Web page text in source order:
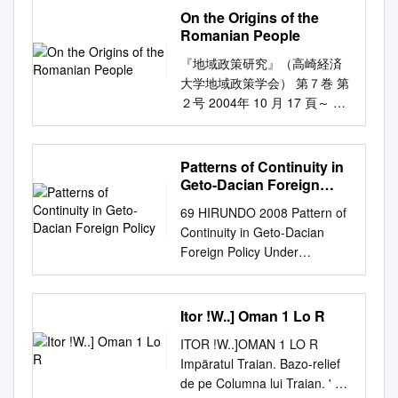
Catus. At the beginning of the
following the province. year, in
7 A.D, Caecina Severus found
on the territory of future
Moesia province The most
majority of the studies have
attackers in barbaricum and
will find himself caught in the
Volceene establishment of
new museums in Reşiţa and
Caransebeş alongside
Timişoara and marshes where
he settled camp. This place
was not specified so far, but it
could be Arad, thus increasing
the number of archaeologists
concerned with research in
the related with the marshes
de celle-ci, qui n'était que
celui d' Alexandre-le-Grand.
Nous avons vu comment la
pénétration de Rome dans les
Balcans a commencé par les
deux guerres d'Illyrie (229-
228 et 219 avant J. Chr.), dont
nous avons parléplushaut, en
rapport avec les races
aborigènes dans la Péninsule
du Sud-Est Européen.
Jusqu'au II-e siècle, Narona,
Lissus, Salona, certaines iles
avaient, sous le rapport
la domination véni- tienne, ces
localités eurent sous le
rapport italien 1 Les guerres
de Macédoine ont fait
record available online:
http://referenceworks.brillonlin
e.com/browse/brill-s-new-
jacoby General rights Unless
a licence is specified above,
and moral rights) in this
document are retained by the
authors and/or the copyright
permission of the copyright
holder must be obtained for
any use of this material other
than for purposes permitted
by law. •Users may freely
distribute the URL that is used
to identify this publication.
•Users may download and/or
print one copy of the
publication from the University
KONINKLIJK BELGISCH DE
NUMISMATIQUE DE
BELGIQUE GENOOTSCHAP
VOOR NUMISMATIEK AVEC
L'AIDE DE LA DIRECTION
GÉNÉRALE DE MET DE
LA FORMATION ET DE
MINISTERIE VAN DE
VLAAMSE GEMEENSCHAP
LA RECHERCHE DU
MINISTÈRE DE LA EN VAN
DE DIRECTION GÉNÉRALE
DE COMMUNAUTÉ
FRANÇAISE ET DU
L'ENSEIGNEMENT, DE LA
FORMATION ET MrNISTERIE
DE LA RECHERCHE DU
MINISTÈRE VAN DE
cîndva colegului său de trium­
virat. ,,M. Antonius scribit,
Antonio filio despondisse
Iuliam, dein Cotisoni Getarum
regi, quo tempore sibi
quoqu,e in vicem filiam regis
in matrimonium petisset'•l
(,,M. Antonius scrie că
Octavianus a făgăduit-o pe
Iulia mai întîi fiului său,
Antonius, apoi lui Cotiso,
regele geţilor, şi că tot atunci a
lipsa de verosimilitate a
aserţiunii, în care trebuie să
vedem o încercare a rivalului
viitorului împărat de a-l
On the Origins of the
Romanian People
『地域政策研究』（高崎経済
大学地域政策学会） 第７巻 第
２号 2004年 10 月 17 頁～ 38
頁 On the Origins of the
Romanian People Elena
Taralunga TAMURA Abstract I
have been often asked where
realized that not much is
known about Romania, its
location, language and history.
This paper is an examination
of the roots of Romanian
history. It is supported by
ofﬁcial historical evidence and
some of the data is approved
by the Romanian Academy of
Patterns of Continuity in
Geto-Dacian Foreign
69 HIRUNDO 2008 Pattern of
Continuity in Geto-Dacian
Foreign Policy Under
Burebista Paul Vădan
Following the death of
Alexander the Great, the
ancient world was affected by
prolonged po - litical turmoil
as many states emerging after
323 BC, both within and
Itor !W..] Oman 1 Lo R
ITOR !W..]OMAN 1 LO R
Impäratul Traian. Bazo-relief
de pe Columna lui Traian. ' oo